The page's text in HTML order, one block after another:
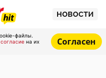
НОВОСТИ
файлы.
согласие на их
Согласен